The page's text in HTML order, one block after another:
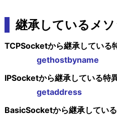
継承しているメ
TCPSocketから継承している
gethostbyname
IPSocketから継承している特
getaddress
BasicSocketから継承してい